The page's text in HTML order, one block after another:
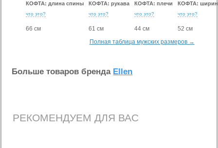
КОФТА: длина спины
что это?
КОФТА: рукава
что это?
КОФТА: плечи
что это?
КОФТА:
что это?
66 см 61 см 44 см
52 см
Полная таблица мужских размеров →
Больше товаров бренда Ellen
РЕКОМЕНДУЕМ ДЛЯ ВАС